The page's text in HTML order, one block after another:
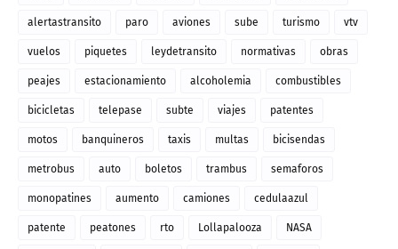
alertastransito paro aviones sube turismo vtv
vuelos piquetes leydetransito normativas obras
peajes estacionamiento alcoholemia combustibles
bicicletas telepase subte viajes patentes
motos banquineros taxis multas bicisendas
metrobus auto boletos trambus semaforos
monopatines aumento camiones cedulaazul
patente peatones rto Lollapalooza NASA